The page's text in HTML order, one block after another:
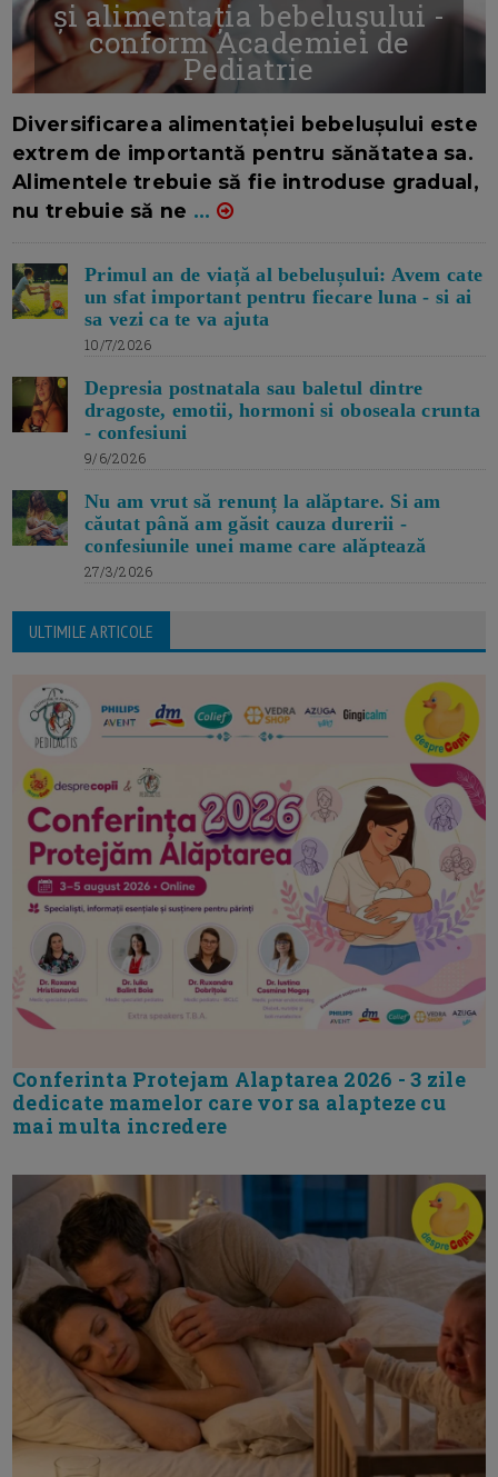
și alimentația bebelușului -
conform Academiei de
Pediatrie
Diversificarea alimentației bebelușului este
extrem de importantă pentru sănătatea sa.
Alimentele trebuie să fie introduse gradual,
nu trebuie să ne ...
Primul an de viață al bebelușului: Avem cate
un sfat important pentru fiecare luna - si ai
sa vezi ca te va ajuta
10/7/2026
Depresia postnatala sau baletul dintre
dragoste, emotii, hormoni si oboseala crunta
- confesiuni
9/6/2026
Nu am vrut să renunț la alăptare. Si am
căutat până am găsit cauza durerii -
confesiunile unei mame care alăptează
27/3/2026
ULTIMILE ARTICOLE
Conferinta Protejam Alaptarea 2026 - 3 zile
dedicate mamelor care vor sa alapteze cu
mai multa incredere